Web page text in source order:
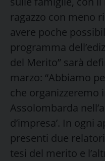
ragazzo con meno
avere poche
programma
del Merito” sarà
marzo: “Abbiamo
che organizzeremo
Assolombarda
d’impresa’. In ogni
presenti due
tesi del merito e